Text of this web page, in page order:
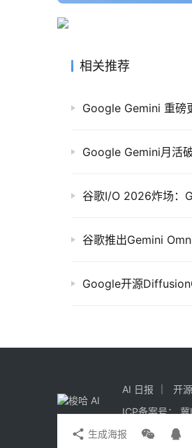
生成海报
相关推荐
Google Gemini月活
谷歌推出Gemini
AI 日报 开
ICP备案号：